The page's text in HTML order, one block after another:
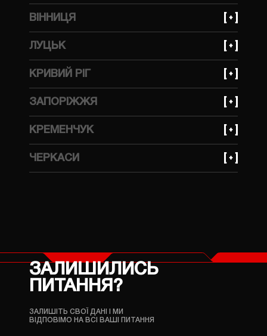
вулиця Тракторна, 1А
ВІННИЦЯ
вулиця Бучми, 233
ЛУЦЬК
КРИВИЙ РІГ
вулиця Волгоградська, 2Д
ЗАПОРІЖЖЯ
вулиця Українська, 143
КРЕМЕНЧУК
вулиця Ярмаркова, 7В
ЧЕРКАСИ
ЗАЛИШИЛИСЬ
ПИТАННЯ?
ЗАЛИШІТЬ СВОЇ ДАНІ
І МИ
ВІДПОВІМО НА ВСІ ВАШІ ПИТАННЯ